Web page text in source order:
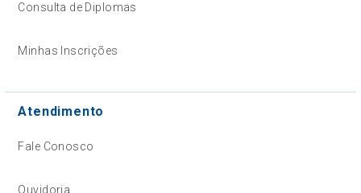
Consulta de Diplomas
Minhas Inscrições
Atendimento
Fale Conosco
Ouvidoria